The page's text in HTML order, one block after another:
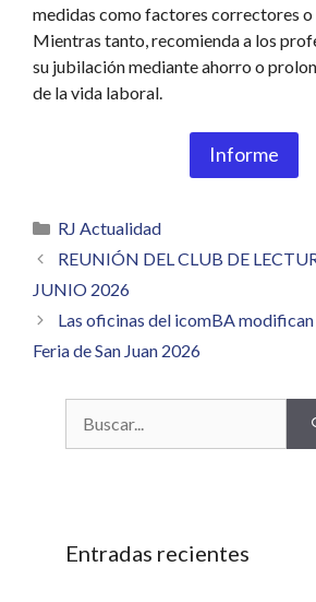
medidas como factores correctores o
Mientras tanto, recomienda a los
su jubilación mediante ahorro o
de la vida laboral.
Informe
Categorías
RJ Actualidad
REUNIÓN DEL CLUB DE
JUNIO 2026
Las oficinas del icomBA
Feria de San Juan 2026
Entradas recientes